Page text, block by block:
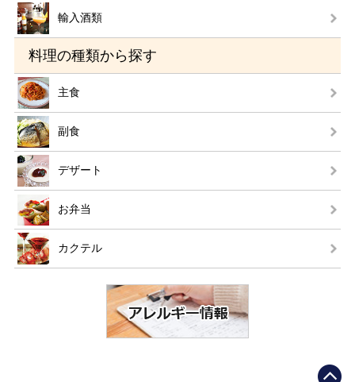
輸入酒類
料理の種類から探す
主食
副食
デザート
お弁当
カクテル